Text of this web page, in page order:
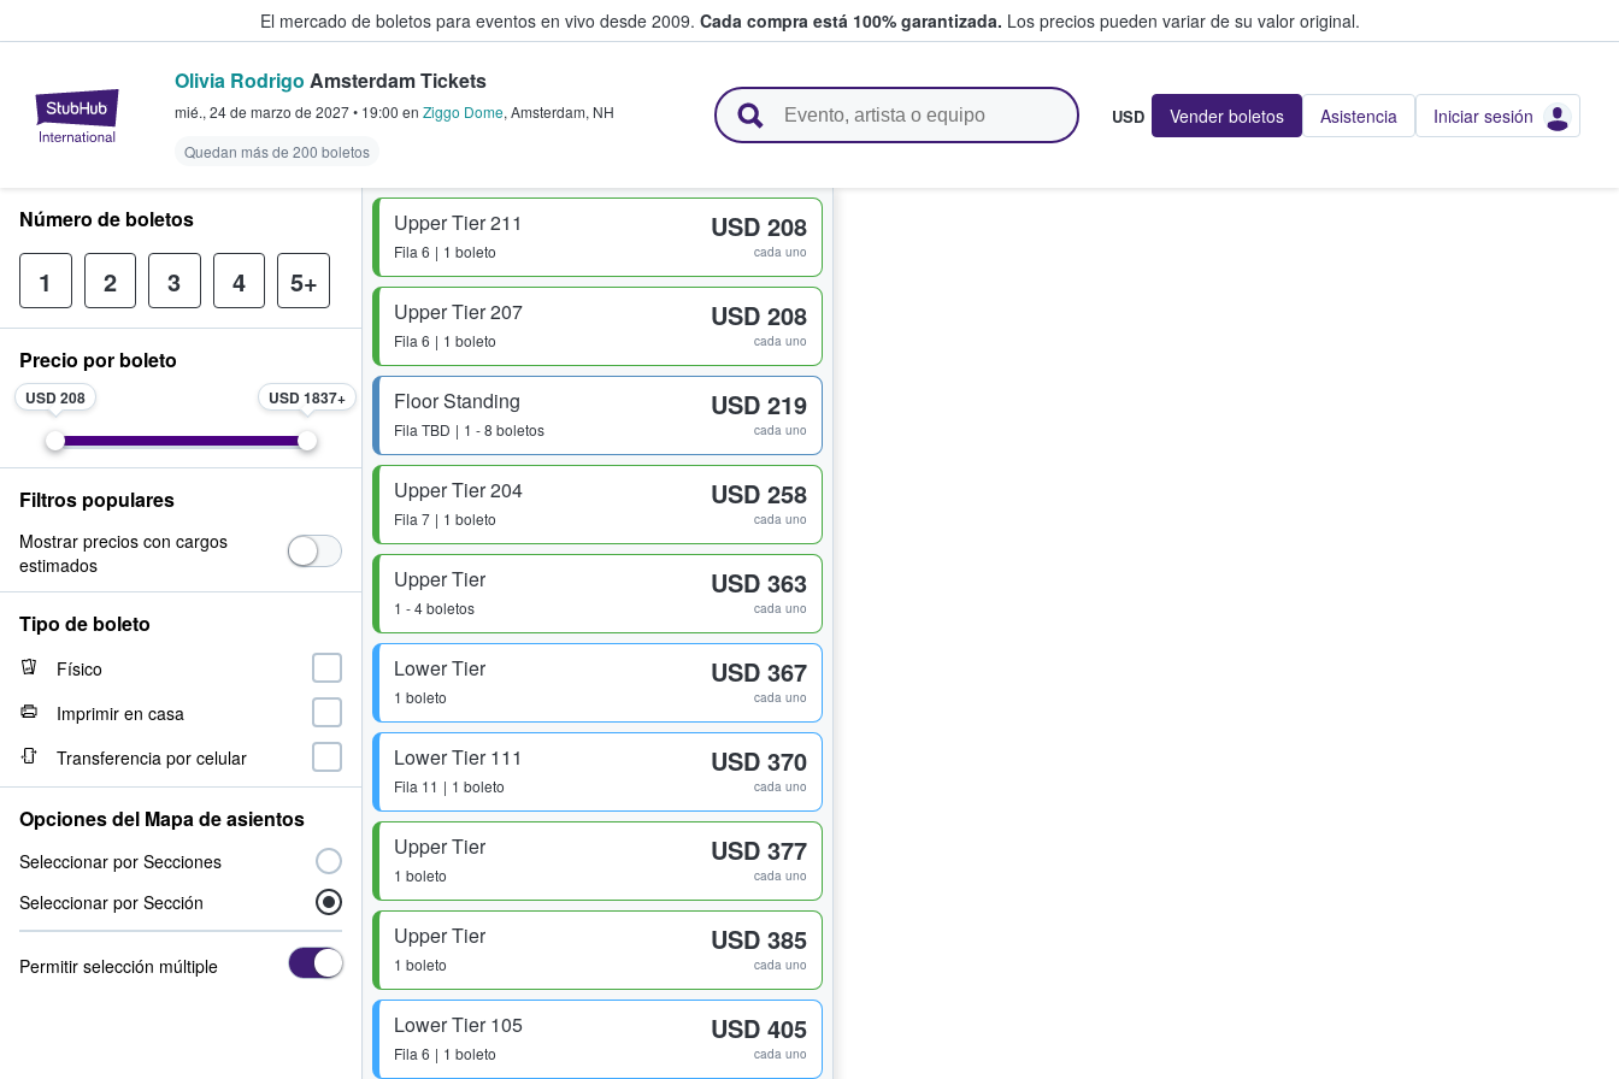
El mercado de boletos para eventos en vivo desde 2009. Cada compra está 100% garantizada. Los precios pueden variar de su valor original.
StubHub: donde los fans compran y venden boletos
Olivia Rodrigo Amsterdam Tickets
mié., 24 de marzo de 2027• 19:00 en Ziggo Dome, Amsterdam, NH
Quedan más de 200 boletos
USD Vender boletos Asistencia Iniciar sesión
Upper Tier 211
Fila 6 1 boleto
USD 208
cada uno
Upper Tier 207
Fila 6 1 boleto
USD 208
cada uno
Floor Standing
Fila TBD 1 - 8 boletos
USD 219
cada uno
Upper Tier 204
Fila 7 1 boleto
USD 258
cada uno
Upper Tier
1 - 4 boletos
USD 363
cada uno
Lower Tier
1 boleto
USD 367
cada uno
Lower Tier 111
Fila 11 1 boleto
USD 370
cada uno
Upper Tier
1 boleto
USD 377
cada uno
Upper Tier
1 boleto
USD 385
cada uno
Lower Tier 105
Fila 6 1 boleto
USD 405
cada uno
Número de boletos
1 2 3 4 5+
Precio por boleto
USD 208 USD 1837
Filtros populares
Mostrar precios con cargos
estimados
Tipo de boleto
Físico
Imprimir en casa
Transferencia por celular
Opciones del Mapa de asientos
Seleccionar por Secciones
Seleccionar por Sección
Permitir selección múltiple